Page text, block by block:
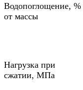
Водопоглощение, %
от массы
Нагрузка при
сжатии, МПа